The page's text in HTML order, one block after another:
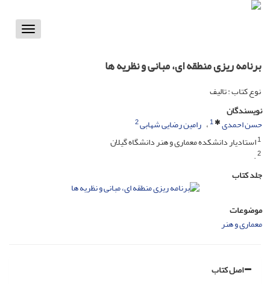
Toggle
برنامه ریزی منطقه ای، مبانی و نظریه ها
نوع کتاب : تالیف
نویسندگان
حسن احمدی
1 رامین رضایی شهابی2
1استادیار دانشکده معماری و هنر دانشگاه گیلان
2
.
جلد کتاب
موضوعات
معماری و هنر
اصل کتاب